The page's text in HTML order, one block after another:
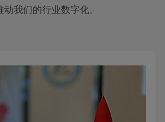
我们的行业数字化。